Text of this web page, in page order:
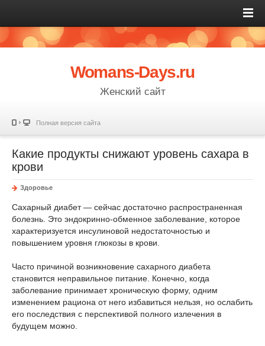
Womans-Days.ru
Женский сайт
Полная версия сайта
Какие продукты снижают уровень сахара в
крови
Здоровье
Сахарный диабет — сейчас достаточно распространенная
болезнь. Это эндокринно-обменное заболевание, которое
характеризуется инсулиновой недостаточностью и
повышением уровня глюкозы в крови.
Часто причиной возникновение сахарного диабета
становится неправильное питание. Конечно, когда
заболевание принимает хроническую форму, одним
изменением рациона от него избавиться нельзя, но ослабить
его последствия с перспективой полного излечения в
будущем можно.